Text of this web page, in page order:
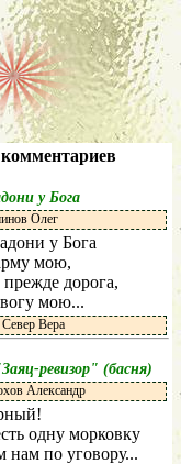
у Бога
Олег
у Бога
мою,
прежде дорога,
мою...
Вера
ревизор" (басня)
Александр
одну морковку
нам по уговору...